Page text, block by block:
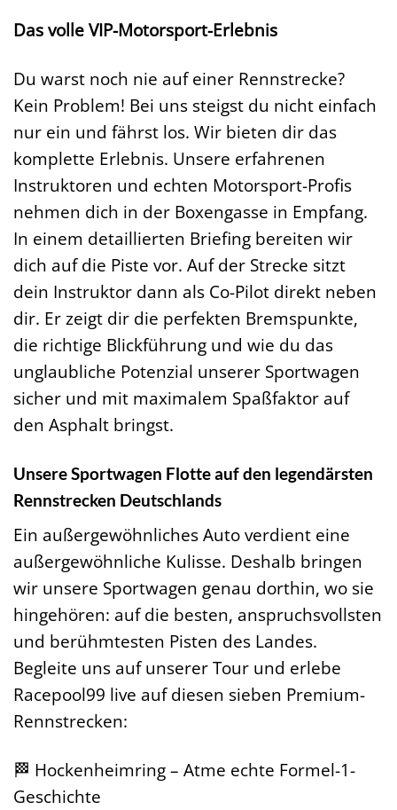
Das volle VIP-Motorsport-Erlebnis
Du warst noch nie auf einer Rennstrecke?
Kein Problem! Bei uns steigst du nicht einfach
nur ein und fährst los. Wir bieten dir das
komplette Erlebnis. Unsere erfahrenen
Instruktoren und echten Motorsport-Profis
nehmen dich in der Boxengasse in Empfang.
In einem detaillierten Briefing bereiten wir
dich auf die Piste vor. Auf der Strecke sitzt
dein Instruktor dann als Co-Pilot direkt neben
dir. Er zeigt dir die perfekten Bremspunkte,
die richtige Blickführung und wie du das
unglaubliche Potenzial unserer Sportwagen
sicher und mit maximalem Spaßfaktor auf
den Asphalt bringst.
Unsere Sportwagen Flotte auf den legendärsten
Rennstrecken Deutschlands
Ein außergewöhnliches Auto verdient eine
außergewöhnliche Kulisse. Deshalb bringen
wir unsere Sportwagen genau dorthin, wo sie
hingehören: auf die besten, anspruchsvollsten
und berühmtesten Pisten des Landes.
Begleite uns auf unserer Tour und erlebe
Racepool99 live auf diesen sieben Premium-
Rennstrecken:
🏁 Hockenheimring – Atme echte Formel-1-
Geschichte